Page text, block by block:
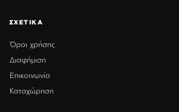
ΣΧΕΤΙΚΑ
Όροι χρήσης
Διαφήμιση
Επικοινωνία
Καταχώρηση